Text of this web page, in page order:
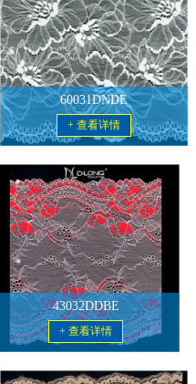
60031DNDE
+ 查看详情
43032DDBE
+ 查看详情